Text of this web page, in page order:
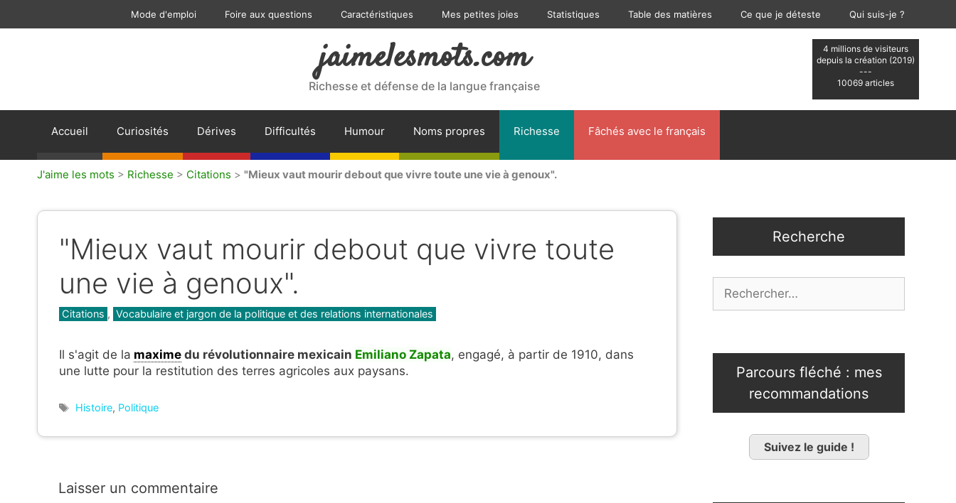
Mode d'emploi Foire aux questions Caractéristiques Mes petites joies Statistiques Table des matières Ce que je déteste Qui suis-je ?
4 millions de visiteurs
depuis la création (2019)
---
10069 articles
jaimelesmots.com
Richesse et défense de la langue française
Accueil Curiosités Dérives Difficultés Humour Noms propres Richesse Fâchés avec le français
J'aime les mots > Richesse > Citations > "Mieux vaut mourir debout que vivre toute une vie à genoux".
"Mieux vaut mourir debout que vivre toute
une vie à genoux".
Catégories
Citations , Vocabulaire et jargon de la politique et des relations internationales
Il s'agit de la maxime du révolutionnaire mexicain Emiliano Zapata, engagé, à partir de 1910, dans
une lutte pour la restitution des terres agricoles aux paysans.
Étiquettes
Histoire, Politique
Laisser un commentaire
Recherche
Parcours fléché : mes
recommandations
Suivez le guide !